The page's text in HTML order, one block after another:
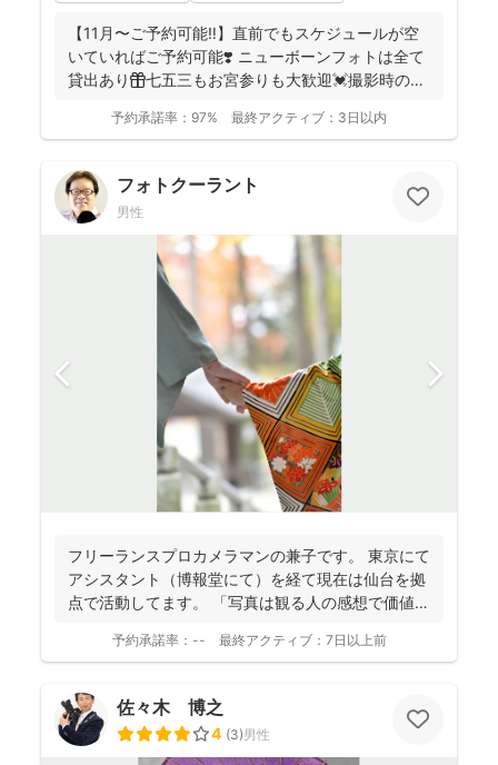
【11月〜ご予約可能‼︎】直前でもスケジュールが空
いていればご予約可能❣️ ニューボーンフォトは全て
貸出あり🎁七五三もお宮参りも大歓迎💓撮影時のみ
予約承諾率： 97% 最終アクティブ： 3日以内
フォトクーラント
男性
フリーランスプロカメラマンの兼子です。 東京にて
アシスタント（博報堂にて）を経て現在は仙台を拠
点で活動してます。 「写真は観る人の感想で価値観
予約承諾率： -- 最終アクティブ： 7日以上前
佐々木 博之
4 (3)男性